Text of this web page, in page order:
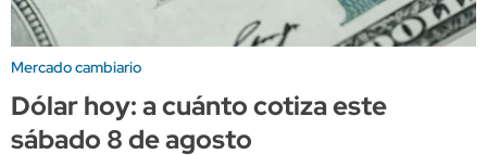
Mercado cambiario
Dólar hoy: a cuánto cotiza este
sábado 8 de agosto